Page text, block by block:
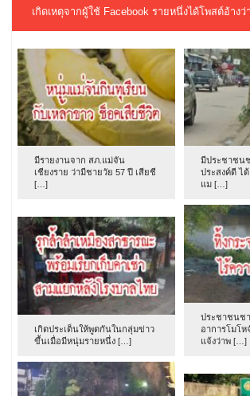
เกิดเหตุจากผู้ใช้ Facebook รายหนึ่งได้โพสต์อ้าง
มีรายงานจาก สภ.แม่จัน
เชียงราย ว่ามีชายวัย 57 ปี เสียชี
[…]
มีประชาชน
ประสงค์ดี ไ
แม […]
เกิดประเด็นให้พูดกันในกลุ่มข่าว
ขึ้นเมื่อมีหนุ่มรายหนึ่ง […]
ประชาชนช
อาการโมโห
แจ้งว่าพ […]